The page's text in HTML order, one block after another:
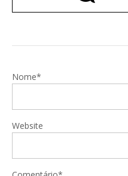
Nome*
Website